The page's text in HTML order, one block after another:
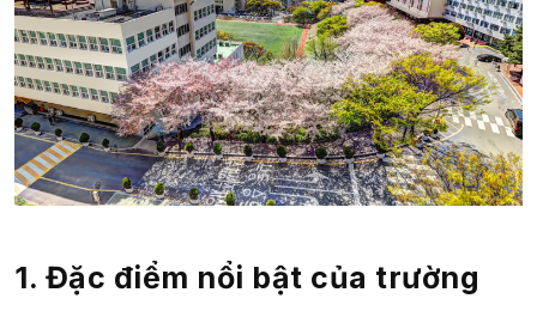
1. Đặc điểm nổi bật của trường